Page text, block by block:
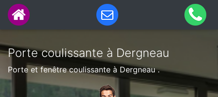
Porte coulissante à Dergneau
Porte et fenêtre coulissante à Dergneau .